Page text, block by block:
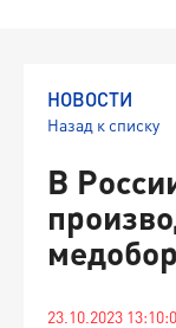
НОВОСТИ
Назад к списку
В
23.10.2023